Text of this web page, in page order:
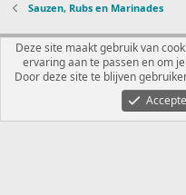
Sauzen, Rubs en Marinades
Nederlands
Contact
Voorwaarden en
Community platform by XenForo ®
Deze site maakt gebruik van
ervaring aan te passen en om
Door deze site te blijven